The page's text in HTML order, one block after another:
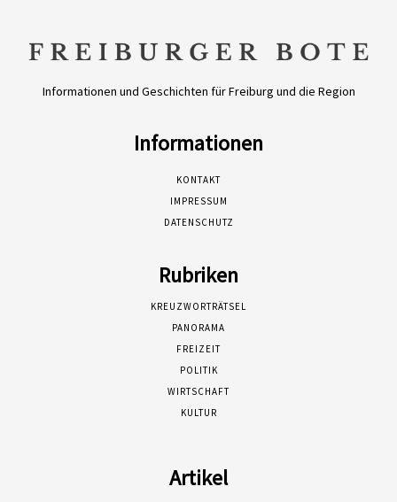
Informationen und Geschichten für Freiburg und die Region
Informationen
KONTAKT
IMPRESSUM
DATENSCHUTZ
Rubriken
KREUZWORTRÄTSEL
PANORAMA
FREIZEIT
POLITIK
WIRTSCHAFT
KULTUR
Artikel